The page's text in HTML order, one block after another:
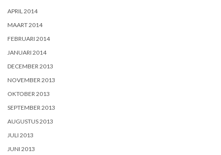
APRIL 2014
MAART 2014
FEBRUARI 2014
JANUARI 2014
DECEMBER 2013
NOVEMBER 2013
OKTOBER 2013
SEPTEMBER 2013
AUGUSTUS 2013
JULI 2013
JUNI 2013